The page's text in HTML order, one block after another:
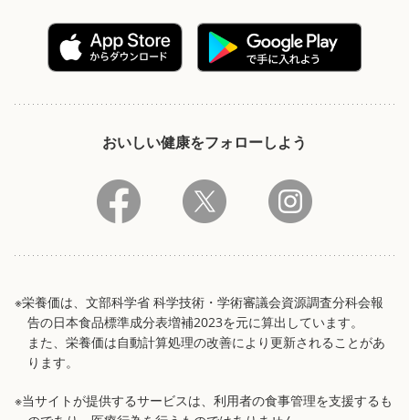
おいしい健康をフォローしよう
※栄養価は、文部科学省 科学技術・学術審議会資源調査分科会報
告の日本食品標準成分表増補2023を元に算出しています。
また、栄養価は自動計算処理の改善により更新されることがあ
ります。
※当サイトが提供するサービスは、利用者の食事管理を支援するも